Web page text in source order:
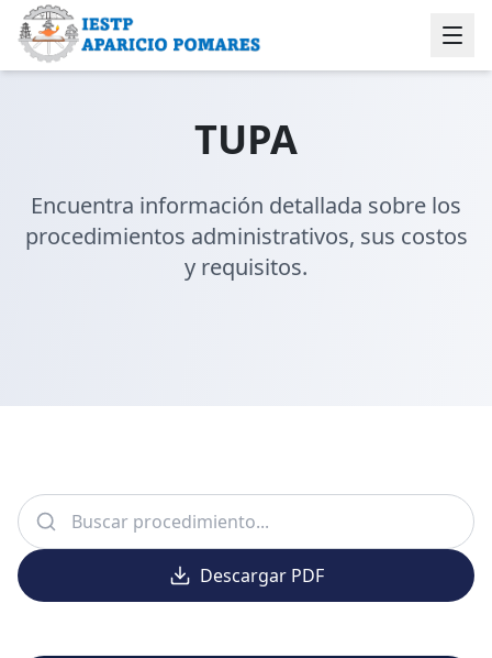
TUPA
Encuentra información detallada sobre los
procedimientos administrativos, sus costos
y requisitos.
Descargar PDF